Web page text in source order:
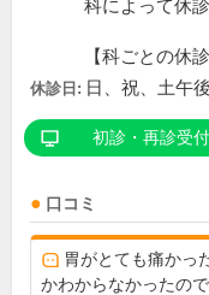
科によって休
【科ごとの休
休診日: 日、祝、土午
初診・再診受付
口コミ
胃がとても痛かっ
かわからなかったの